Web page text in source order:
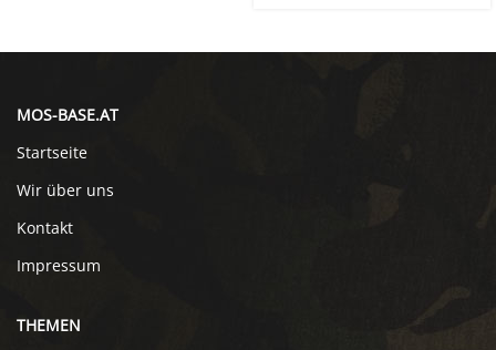
MOS-BASE.AT
Startseite
Wir über uns
Kontakt
Impressum
THEMEN